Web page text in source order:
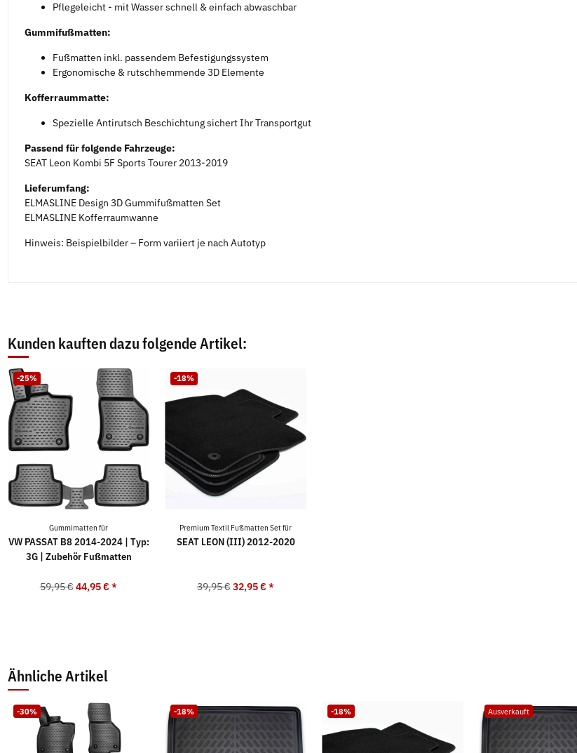
Pflegeleicht - mit Wasser schnell & einfach abwaschbar
Gummifußmatten:
Fußmatten inkl. passendem Befestigungssystem
Ergonomische & rutschhemmende 3D Elemente
Kofferraummatte:
Spezielle Antirutsch Beschichtung sichert Ihr Transportgut
Passend für folgende Fahrzeuge:
SEAT Leon Kombi 5F Sports Tourer 2013-2019
Lieferumfang:
ELMASLINE Design 3D Gummifußmatten Set
ELMASLINE Kofferraumwanne
Hinweis: Beispielbilder – Form variiert je nach Autotyp
Kunden kauften dazu folgende Artikel:
-25%
Gummimatten für
VW PASSAT B8 2014-2024 | Typ:
3G | Zubehör Fußmatten
59,95 € 44,95 €*
-18%
Premium Textil Fußmatten Set für
SEAT LEON (III) 2012-2020
39,95 € 32,95 €*
Ähnliche Artikel
-30% -18% -18% Ausverkauft